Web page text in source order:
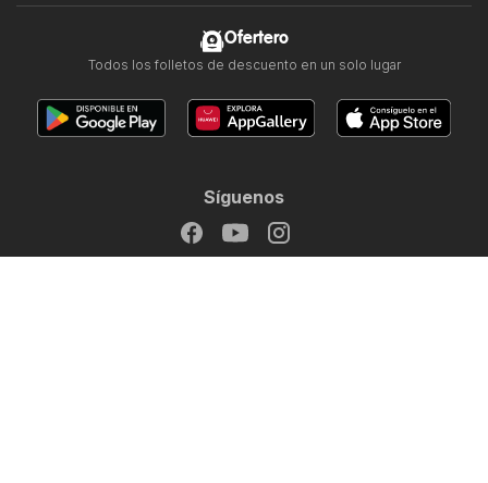
Ofertero
Todos los folletos de descuento en un solo lugar
Síguenos